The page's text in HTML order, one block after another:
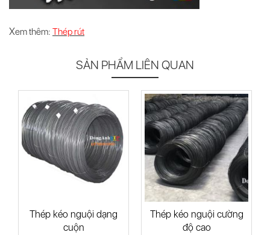
Xem thêm: Thép rút
SẢN PHẨM LIÊN QUAN
Thép kéo nguội dạng
cuộn
Thép kéo nguội cường
độ cao